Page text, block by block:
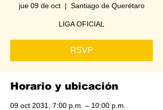
jue 09 de oct
  |
Santiago de Querétaro
LIGA OFICIAL
RSVP
Horario y ubicación
09 oct 2031, 7:00 p.m. – 10:00 p.m.